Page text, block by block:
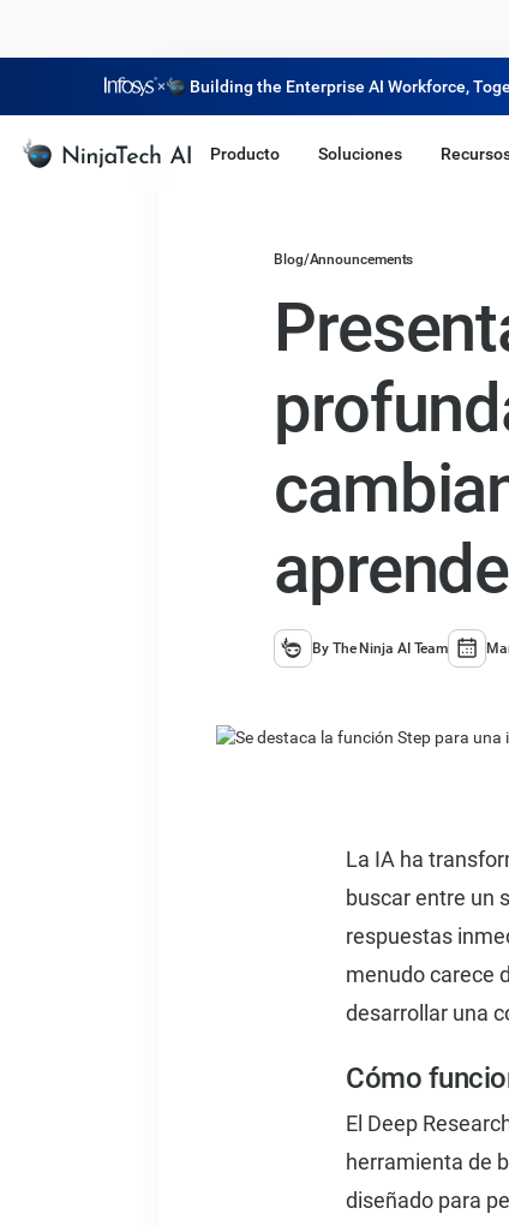
× Building the Enterprise AI Workforce,
Producto Soluciones
Blog/Announcements
By The Ninja AI Team
La IA ha
buscar entre un
respuestas
menudo carece
desarrollar una
Cómo
El Deep
herramienta de
diseñado para